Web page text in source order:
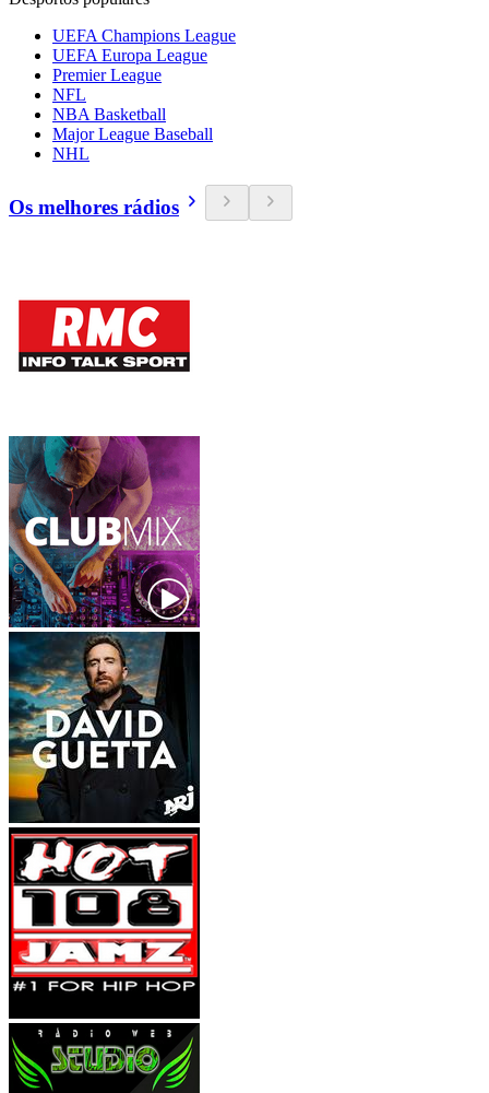
UEFA Champions League
UEFA Europa League
Premier League
NFL
NBA Basketball
Major League Baseball
NHL
Os melhores rádios